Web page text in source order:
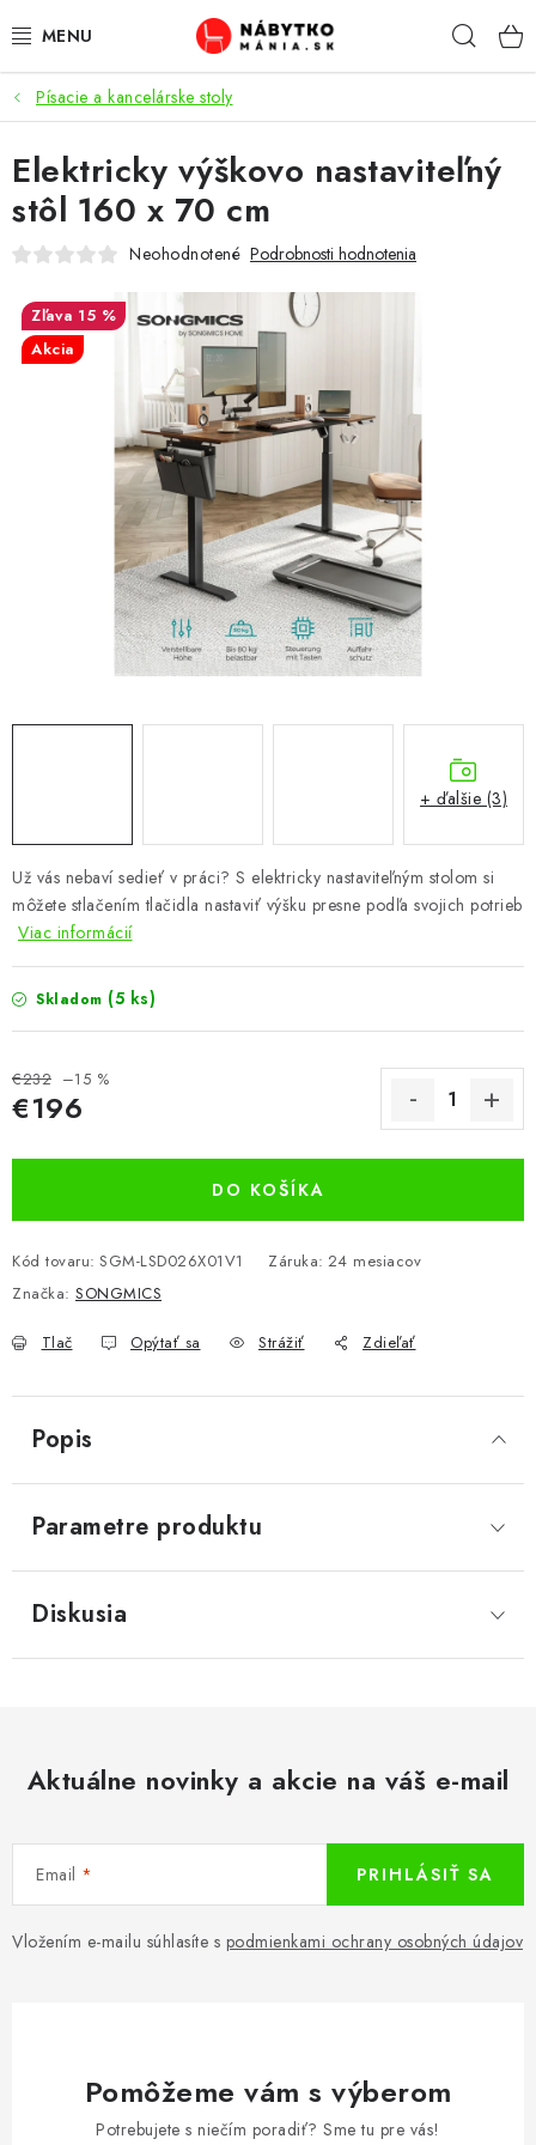
na
VÝPREDAJ
NOVINKY
OBÝVACIA IZBA
SPÁĽŇA
PRACOVŇA / KANCELÁRIA
DETSKÉ A ŠTUDENTSKÉ
DOPLNKY A DEKORÁCIE
ZÁHRADA
Reklamácie a odstúpenie od zmluvy
Obchodné podmienky 2024
Písacie a kancelárske stoly
Už vás nebaví sedieť v práci? S elektricky nastaviteľným stolom si
môžete stlačením tlačidla nastaviť výšku presne podľa svojich potrieb
Viac informácií
Skladom (5 ks)
€232 –15 %
€196
DO KOŠÍKA
Kód tovaru: SGM-LSD026X01V1 Záruka: 24 mesiacov
Značka: SONGMICS
Tlač Opýtať sa Strážiť Zdieľať
Elektricky výškovo nastaviteľný
stôl 160 x 70 cm
Neohodnotené Podrobnosti hodnotenia
15 %
Akcia
+ ďalšie (3)
Popis
Parametre produktu
Diskusia
Aktuálne novinky a akcie na váš e-mail
Email
Vložením e-mailu súhlasíte s podmienkami ochrany osobných údajov
PRIHLÁSIŤ SA
Pomôžeme vám s výberom
Potrebujete s niečím poradiť? Sme tu pre vás!